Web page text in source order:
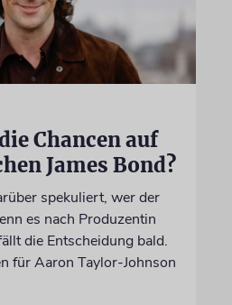
Chancen auf
James Bond?
spekuliert, wer der
es nach Produzentin
die Entscheidung bald.
für Aaron Taylor-Johnson